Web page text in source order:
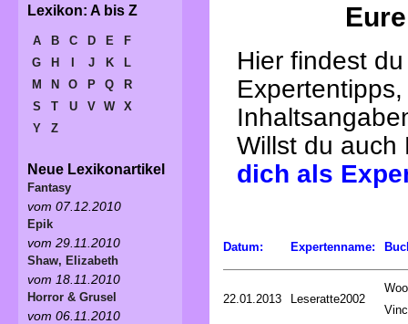
Hier findest
Willst du
dich als
Datum: Expertenname:
22.01.2013 Leseratte2002
Lexikon: A bis Z
A B C D E
F
G
H J K
L
M
N O P Q
R
S
T U V W
X
Y
Z
Neue Lexikonartikel
Fantasy
vom 07.12.2010
Epik
vom 29.11.2010
Shaw, Elizabeth
vom 18.11.2010
Horror & Grusel
vom 06.11.2010